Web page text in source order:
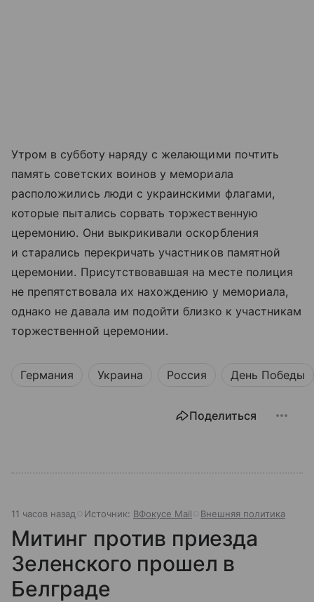
Утром в субботу наряду с желающими почтить
память советских воинов у мемориала
расположились люди с украинскими флагами,
которые пытались сорвать торжественную
церемонию. Они выкрикивали оскорбления
и старались перекричать участников памятной
церемонии. Присутствовавшая на месте полиция
не препятствовала их нахождению у мемориала,
однако не давала им подойти близко к участникам
торжественной церемонии.
Германия Украина Россия День Победы
Поделиться
11 часов назад Источник: ВФокусе Mail Внешняя политика
Митинг против приезда
Зеленского прошел в
Белграде